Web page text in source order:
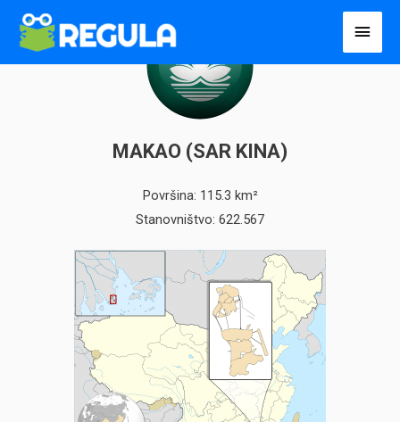
Пређи
MAKAO (SAR KINA)
Površina: 115.3 km²
Stanovništvo: 622.567